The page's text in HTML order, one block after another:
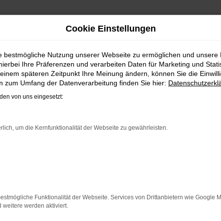
/ REIMPORT |
PASSAT VARIANT EU-
Fahrten durch Düsseldorf auf dem neuesten Stand
vor allem in der aktuellen Generation in den
bei Steinböhmer kaufen, profitieren Sie gleich
mit ein. Darüber hinaus sichern Sie sich bei jedem
für Düsseldorf sind bei uns auch im Leasing zu
NETWORK ERROR
Cookie Einstellungen
bestmögliche Nutzung unserer Webseite zu ermöglichen und unsere
Ihre Präferenzen und verarbeiten Daten für Marketing und
späteren Zeitpunkt Ihre Meinung ändern, können Sie die
zum Umfang der Datenverarbeitung finden Sie hier:
von uns eingesetzt:
um die Kernfunktionalität der Webseite zu gewährleisten.
Funktionalität der Webseite. Services von Drittanbietern wie Google
weitere werden aktiviert.